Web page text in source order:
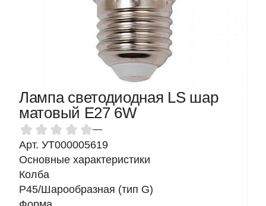
Лампа светодиодная LS шар
матовый Е27 6W
—
Арт. УТ000005619
Основные характеристики
Колба
P45/Шарообразная (тип G)